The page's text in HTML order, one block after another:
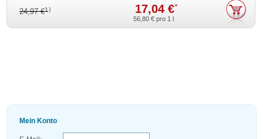
24,97 €1) 17,04 €*
56,80 € pro 1 l
Mein Konto